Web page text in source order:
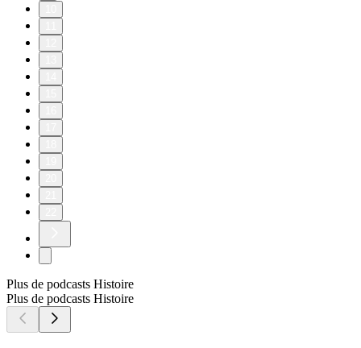
Plus de podcasts Histoire
Plus de podcasts Histoire